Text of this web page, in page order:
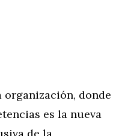
donde
es la nueva
de la